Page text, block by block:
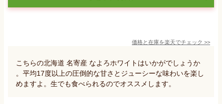
価格と在庫を楽天でチェック >>
こちらの北海道 名寄産 なよろホワイトはいかがでしょうか
。平均17度以上の圧倒的な甘さとジューシーな味わいを楽し
めますよ。生でも食べられるのでオススメします。